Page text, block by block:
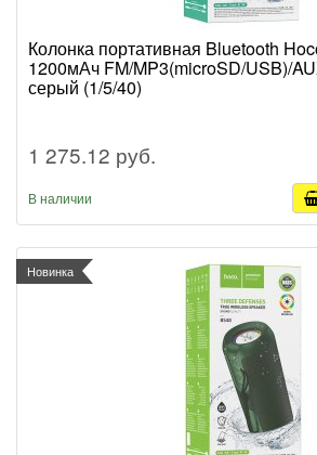
Колонка портативная Bluetooth
1200мАч FM/MP3(microSD/USB)/
серый (1/5/40)
1 275.12 руб.
В наличии
Новинка